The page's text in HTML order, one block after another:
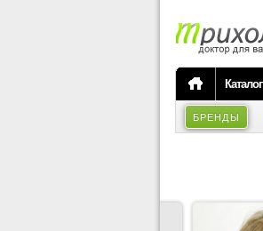
Каталог
БРЕНДЫ